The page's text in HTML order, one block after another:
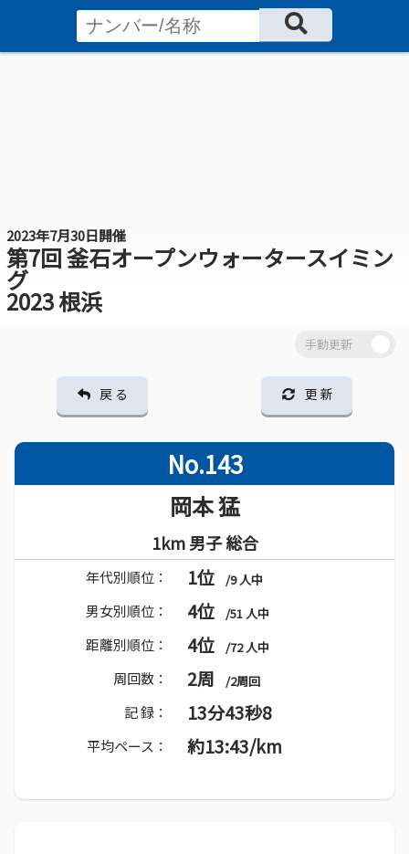
2023年7月30日開催
第7回 釜石オープンウォータースイミン
グ
2023 根浜
戻 る 更 新
No.143
岡本 猛
1km 男子 総合
年代別順位： 1位 /9 人中
男女別順位： 4位 /51 人中
距離別順位： 4位 /72 人中
周回数： 2周 /2周回
記 録： 13分43秒8
平均ペース： 約13:43/km